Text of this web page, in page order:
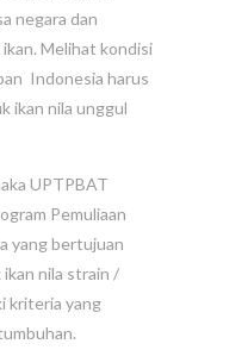
negara dan
Melihat kondisi
Indonesia harus
ikan nila unggul
UPTPBAT
Pemuliaan
yang bertujuan
nila strain /
kriteria yang